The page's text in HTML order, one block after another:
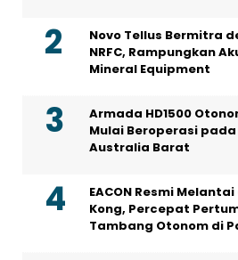
Novo Tellus Bermitra
NRFC, Rampungkan
Mineral Equipment
Armada HD1500
Mulai Beroperasi
Australia Barat
EACON Resmi
Kong, Percepat
Tambang Otonom di